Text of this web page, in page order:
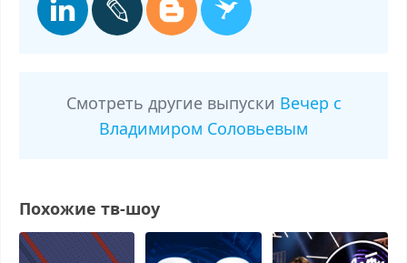
Смотреть другие выпуски Вечер с
Владимиром Соловьевым
Похожие тв-шоу